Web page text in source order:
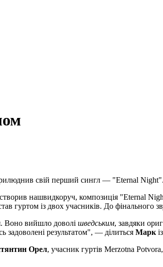
свій перший сингл — "Eternal Night".
створив нашвидкоруч, композиція "Eternal
гуртом із двох учасників. До
Воно вийшло доволі шведським, завдяки
задоволені результатом", — ділиться Марк із
Орел, учасник гуртів Merzotna